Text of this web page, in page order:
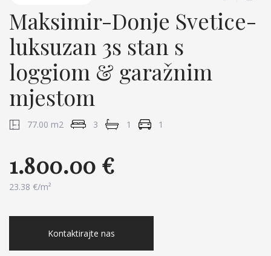
Maksimir-Donje Svetice-
luksuzan 3s stan s
loggiom & garažnim
mjestom
77.00 m2 3 1 1
1.800.00 €
23.38 €/m²
Kontaktirajte nas